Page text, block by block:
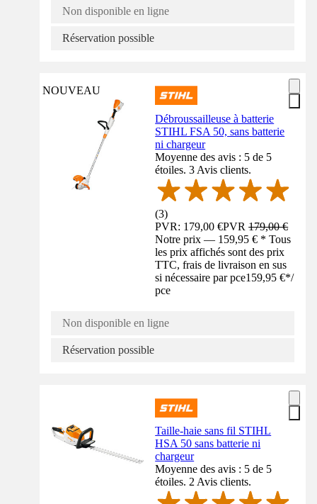
Non disponible en ligne
Réservation possible
NOUVEAU
Débroussailleuse à batterie
STIHL FSA 50, sans batterie
ni chargeur
Moyenne des avis : 5 de 5
étoiles. 3 Avis clients.
(3)
PVR: 179,00 €PVR179,00 €
Notre prix — 159,95 € * Tous
les prix affichés sont des prix
TTC, frais de livraison en sus
si nécessaire par pce159,95 €*/
pce
Non disponible en ligne
Réservation possible
Taille-haie sans fil STIHL
HSA 50 sans batterie ni
chargeur
Moyenne des avis : 5 de 5
étoiles. 2 Avis clients.